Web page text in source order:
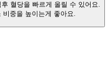
혈당을 빠르게 올릴 수 있어요.
비중을 높이는게 좋아요.